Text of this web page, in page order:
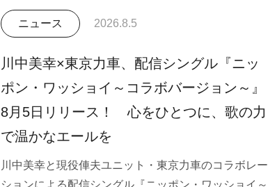
ニュース 2026.8.5
川中美幸×東京力車、配信シングル『ニッ
ポン・ワッショイ～コラボバージョン～』
8月5日リリース！ 心をひとつに、歌の力
で温かなエールを
川中美幸と現役俥夫ユニット・東京力車のコラボレー
ションによる配信シングル『ニッポン・ワッショイ～